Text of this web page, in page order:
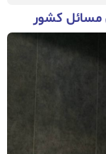
مسائل کشور